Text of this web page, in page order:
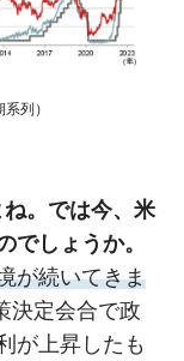
列）
。では今、米
でしょうか。
が続いてきま
決定会合で政
が上昇したも